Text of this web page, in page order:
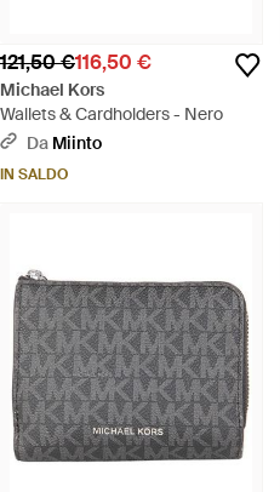
121,50 €116,50 €
Michael Kors
Wallets & Cardholders - Nero
Da Miinto
IN SALDO